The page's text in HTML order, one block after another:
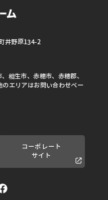
井野原134-2
相生市、赤穂市、赤穂郡、
エリアはお問い合わせペー
コーポレート
サイト